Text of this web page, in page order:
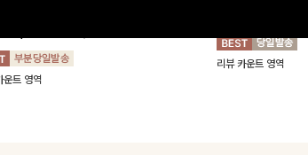
운트 영역
리뷰 카운트 영역